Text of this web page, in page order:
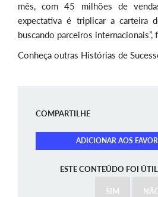
mês, com 45 milhões de
expectativa é triplicar a carteira
buscando parceiros internacionais”,
Conheça outras Histórias de
COMPARTILHE
ADICIONAR AOS
ESTE CONTEÚDO FOI
SIM